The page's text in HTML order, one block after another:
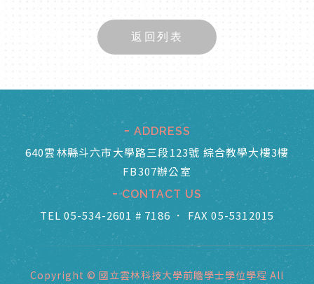
返回列表
ADDRESS
640雲林縣斗六市大學路三段123號 綜合教學大樓3樓
FB307辦公室
CONTACT US
TEL 05-534-2601 # 7186 ． FAX 05-5312015
Copyright © 國立雲林科技大學前瞻學士學位學程 All